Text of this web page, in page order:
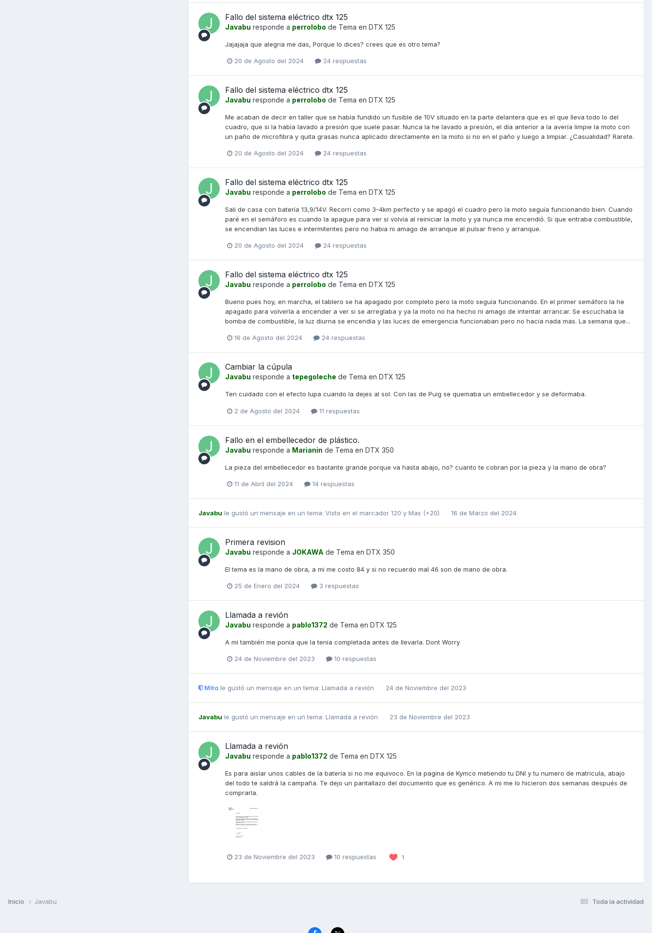
Fallo del sistema eléctrico dtx 125
Javabu responde a perrolobo de Tema en DTX 125
Jajajaja que alegria me das, Porque lo dices? crees que es otro tema?
20 de Agosto del 2024 24 respuestas
Fallo del sistema eléctrico dtx 125
Javabu responde a perrolobo de Tema en DTX 125
Me acaban de decir en taller que se había fundido un fusible de 10V situado en la parte delantera que es el que lleva todo lo del
cuadro, que si la había lavado a presión que suele pasar. Nunca la he lavado a presión, el día anterior a la avería limpie la moto con
un paño de microfibra y quita grasas nunca aplicado directamente en la moto si no en el paño y luego a limpiar. ¿Casualidad? Rarete.
20 de Agosto del 2024 24 respuestas
Fallo del sistema eléctrico dtx 125
Javabu responde a perrolobo de Tema en DTX 125
Sali de casa con batería 13,9/14V. Recorri como 3-4km perfecto y se apagó el cuadro pero la moto seguía funcionando bien. Cuando
paré en el semáforo es cuando la apague para ver si volvía al reiniciar la moto y ya nunca me encendió. Si que entraba combustible,
se encendian las luces e intermitentes pero no habia ni amago de arranque al pulsar freno y arranque.
20 de Agosto del 2024 24 respuestas
Fallo del sistema eléctrico dtx 125
Javabu responde a perrolobo de Tema en DTX 125
Bueno pues hoy, en marcha, el tablero se ha apagado por completo pero la moto seguía funcionando. En el primer semáforo la he
apagado para volverla a encender a ver si se arreglaba y ya la moto no ha hecho ni amago de intentar arrancar. Se escuchaba la
bomba de combustible, la luz diurna se encendía y las luces de emergencia funcionaban pero no hacia nada mas. La semana que...
16 de Agosto del 2024 24 respuestas
Cambiar la cúpula
Javabu responde a tepegoleche de Tema en DTX 125
Ten cuidado con el efecto lupa cuando la dejes al sol. Con las de Puig se quemaba un embellecedor y se deformaba.
2 de Agosto del 2024 11 respuestas
Fallo en el embellecedor de plástico.
Javabu responde a Marianin de Tema en DTX 350
La pieza del embellecedor es bastante grande porque va hasta abajo, no? cuanto te cobran por la pieza y la mano de obra?
11 de Abril del 2024 14 respuestas
Javabu le gustó un mensaje en un tema: Visto en el marcador 120 y Mas (+20) 16 de Marzo del 2024
Primera revision
Javabu responde a JOKAWA de Tema en DTX 350
El tema es la mano de obra, a mi me costo 84 y si no recuerdo mal 46 son de mano de obra.
25 de Enero del 2024 3 respuestas
Llamada a revión
Javabu responde a pablo1372 de Tema en DTX 125
A mi también me ponía que la tenia completada antes de llevarla. Dont Worry
24 de Noviembre del 2023 10 respuestas
Mito le gustó un mensaje en un tema: Llamada a revión 24 de Noviembre del 2023
Javabu le gustó un mensaje en un tema: Llamada a revión 23 de Noviembre del 2023
Llamada a revión
Javabu responde a pablo1372 de Tema en DTX 125
Es para aislar unos cables de la batería si no me equivoco. En la pagina de Kymco metiendo tu DNI y tu numero de matricula, abajo
del todo te saldrá la campaña. Te dejo un pantallazo del documento que es genérico. A mi me lo hicieron dos semanas después de
comprarla.
23 de Noviembre del 2023 10 respuestas 1
Toda la actividad
Inicio Javabu